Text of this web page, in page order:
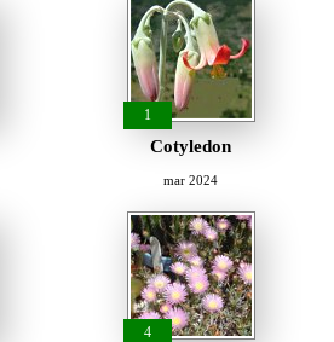
1
Cotyledon
mar 2024
4